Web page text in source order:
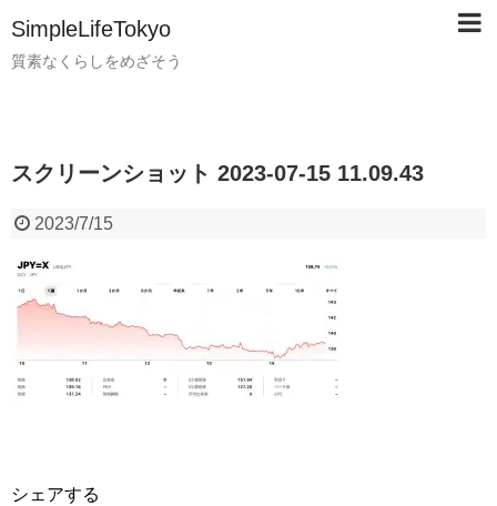
SimpleLifeTokyo
質素なくらしをめざそう
スクリーンショット 2023-07-15 11.09.43
2023/7/15
シェアする